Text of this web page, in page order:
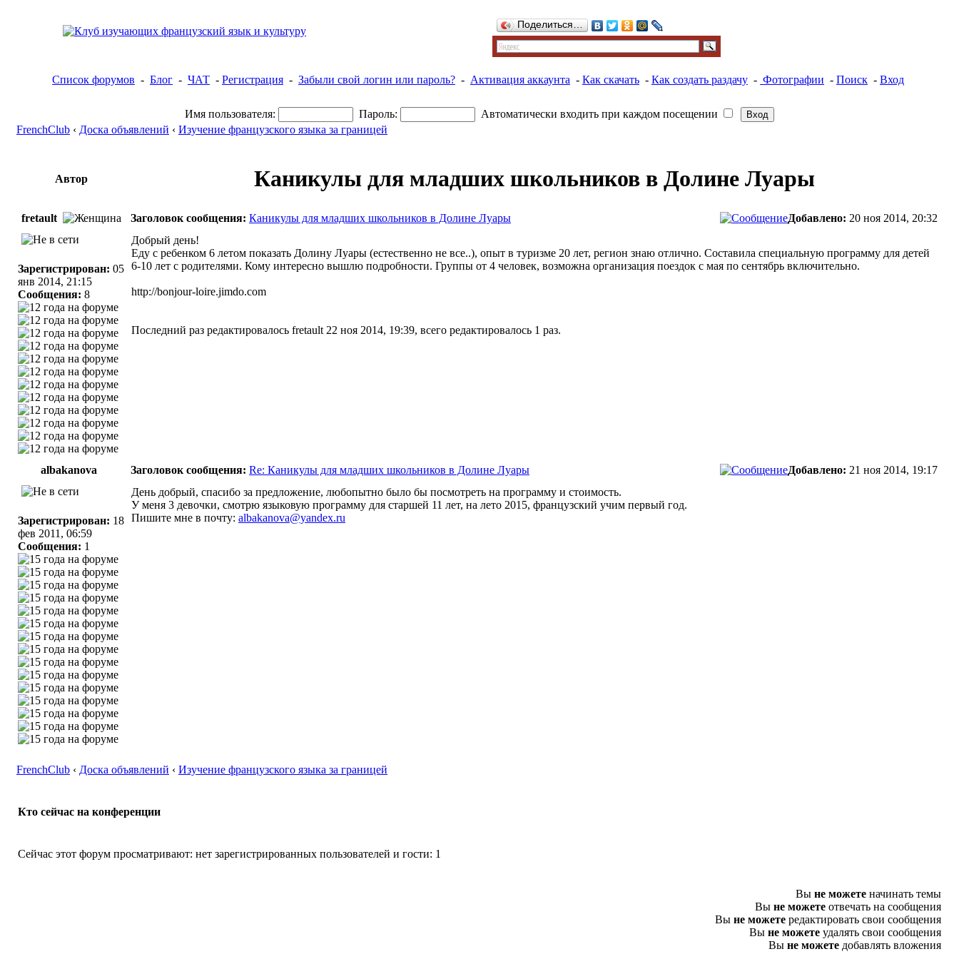
Поделиться…
Список форумов - Блог - ЧАТ - Регистрация - Забыли свой логин или пароль? - Активация аккаунта - Как скачать - Как создать раздачу - Фотографии - Поиск - Вход
Имя пользователя: Пароль:
Автоматически входить при каждом посещении
FrenchClub ‹ Доска объявлений ‹ Изучение французского языка за границей
Автор Каникулы для младших школьников в Долине Луары
fretault Заголовок сообщения: Каникулы для младших школьников в Долине Луары Добавлено: 20 ноя 2014, 20:32
Зарегистрирован: 05
янв 2014, 21:15
Сообщения: 8
Добрый день!
Еду с ребенком 6 летом показать Долину Луары (естественно не все..), опыт в туризме 20 лет, регион знаю отлично. Составила специальную программу для детей
6-10 лет с родителями. Кому интересно вышлю подробности. Группы от 4 человек, возможна организация поездок с мая по сентябрь включительно.
http://bonjour-loire.jimdo.com
Последний раз редактировалось fretault 22 ноя 2014, 19:39, всего редактировалось 1 раз.
albakanova Заголовок сообщения: Re: Каникулы для младших школьников в Долине Луары Добавлено: 21 ноя 2014, 19:17
Зарегистрирован: 18
фев 2011, 06:59
Сообщения: 1
День добрый, спасибо за предложение, любопытно было бы посмотреть на программу и стоимость.
У меня 3 девочки, смотрю языковую программу для старшей 11 лет, на лето 2015, французский учим первый год.
Пишите мне в почту: albakanova@yandex.ru
FrenchClub ‹ Доска объявлений ‹ Изучение французского языка за границей
Кто сейчас на конференции
Сейчас этот форум просматривают: нет зарегистрированных пользователей и гости: 1
Вы не можете начинать темы
Вы не можете отвечать на сообщения
Вы не можете редактировать свои сообщения
Вы не можете удалять свои сообщения
Вы не можете добавлять вложения